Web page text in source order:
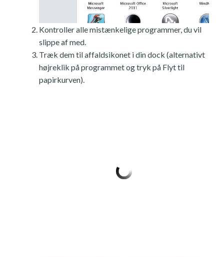
Kontroller alle mistænkelige programmer, du vil
slippe af med.
Træk dem til affaldsikonet i din dock (alternativt
højreklik på programmet og tryk på Flyt til
papirkurven).